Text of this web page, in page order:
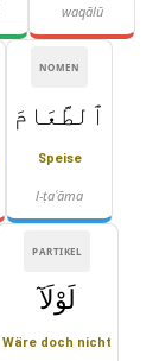
waqālū
NOMEN
ٱلطَّعَامَ
Speise
l-ṭaʿāma
PARTIKEL
لَوْلَآ
Wäre doch nicht